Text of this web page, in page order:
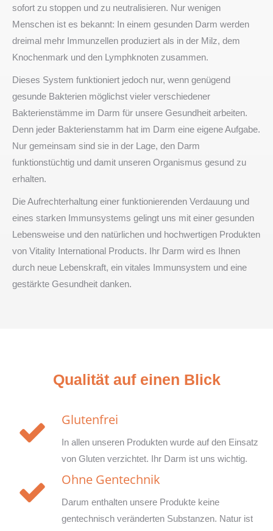
sofort zu stoppen und zu neutralisieren. Nur wenigen
Menschen ist es bekannt: In einem gesunden Darm werden
dreimal mehr Immunzellen produziert als in der Milz, dem
Knochenmark und den Lymphknoten zusammen.
Dieses System funktioniert jedoch nur, wenn genügend
gesunde Bakterien möglichst vieler verschiedener
Bakterienstämme im Darm für unsere Gesundheit arbeiten.
Denn jeder Bakterienstamm hat im Darm eine eigene Aufgabe.
Nur gemeinsam sind sie in der Lage, den Darm
funktionstüchtig und damit unseren Organismus gesund zu
erhalten.
Die Aufrechterhaltung einer funktionierenden Verdauung und
eines starken Immunsystems gelingt uns mit einer gesunden
Lebensweise und den natürlichen und hochwertigen Produkten
von Vitality International Products. Ihr Darm wird es Ihnen
durch neue Lebenskraft, ein vitales Immunsystem und eine
gestärkte Gesundheit danken.
Qualität auf einen Blick
Glutenfrei
In allen unseren Produkten wurde auf den Einsatz
von Gluten verzichtet. Ihr Darm ist uns wichtig.
Ohne Gentechnik
Darum enthalten unsere Produkte keine
gentechnisch veränderten Substanzen. Natur ist